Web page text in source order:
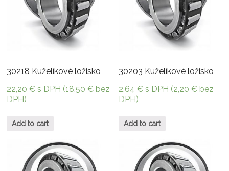
30218 Kuželíkové ložisko
22,20€ s DPH (18,50€ bez
DPH)
Add to cart
30203 Kuželíkové ložisko
2,64€ s DPH (2,20€ bez
DPH)
Add to cart